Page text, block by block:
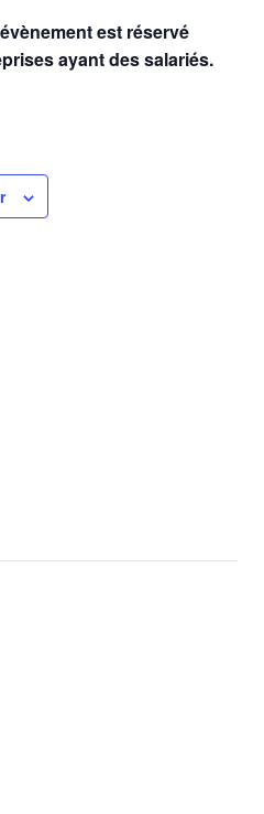
est réservé
ayant des salariés.